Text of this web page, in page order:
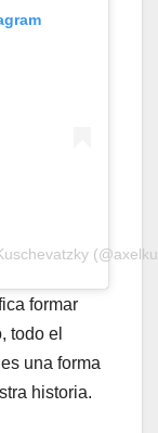
formar
todo el
una forma
historia.